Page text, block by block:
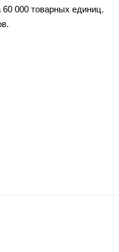
60 000 товарных единиц.